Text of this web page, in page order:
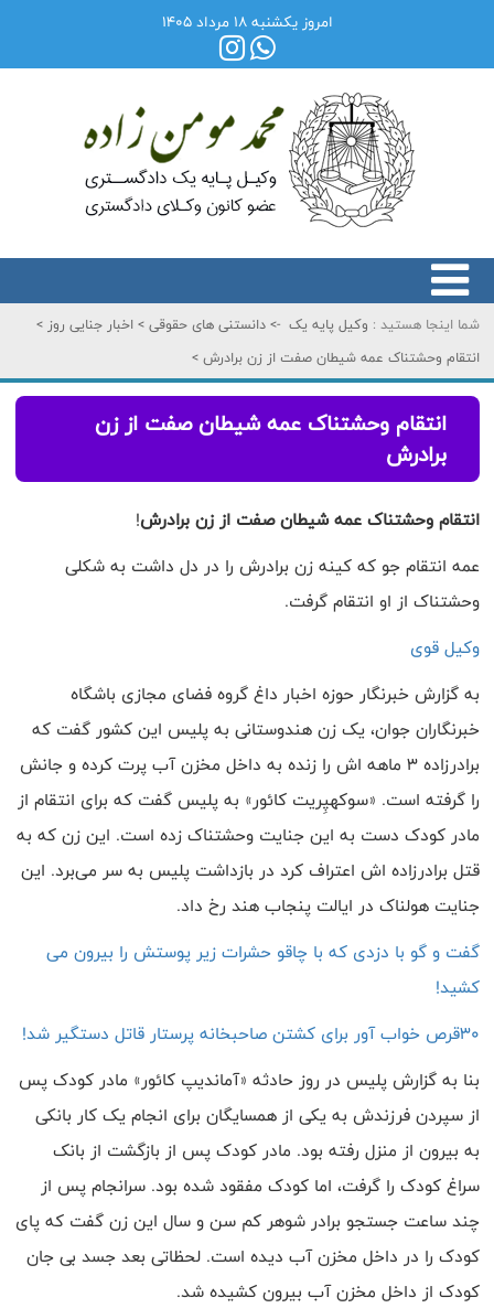
امروز یکشنبه ۱۸ مرداد ۱۴۰۵
شما اینجا هستید : وکیل پایه یک ->دانستنی های حقوقی>اخبار جنایی روز>
انتقام وحشتناک عمه شیطان صفت از زن برادرش>
انتقام وحشتناک عمه شیطان صفت از زن
برادرش
انتقام وحشتناک عمه شیطان صفت از زن برادرش!
عمه انتقام جو که کینه زن برادرش را در دل داشت به شکلی
وحشتناک از او انتقام گرفت.
وکیل قوی
به گزارش خبرنگار حوزه اخبار داغ گروه فضای مجازی باشگاه
خبرنگاران جوان، یک زن هندوستانی به پلیس این کشور گفت که
برادرزاده ۳ ماهه اش را زنده به داخل مخزن آب پرت کرده و جانش
را گرفته است. «سوکهپِریت کائور» به پلیس گفت که برای انتقام از
مادر کودک دست به این جنایت وحشتناک زده است. این زن که به
قتل برادرزاده اش اعتراف کرد در بازداشت پلیس به سر میبرد. این
جنایت هولناک در ایالت پنجاب هند رخ داد.
گفت و گو با دزدی که با چاقو حشرات زیر پوستش را بیرون می
کشید!
30قرص خواب آور برای کشتن صاحبخانه پرستار قاتل دستگیر شد!
بنا به گزارش پلیس در روز حادثه «آماندیپ کائور» مادر کودک پس
از سپردن فرزندش به یکی از همسایگان برای انجام یک کار بانکی
به بیرون از منزل رفته بود. مادر کودک پس از بازگشت از بانک
سراغ کودک را گرفت، اما کودک مفقود شده بود. سرانجام پس از
چند ساعت جستجو برادر شوهر کم سن و سال این زن گفت که پای
کودک را در داخل مخزن آب دیده است. لحظاتی بعد جسد بی جان
کودک از داخل مخزن آب بیرون کشیده شد.